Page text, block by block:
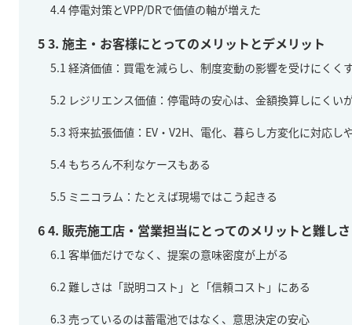
4.4停電対策とVPP/DRで価値の軸が増えた
53. 施主・お客様にとってのメリットとデメリット
5.1 経済価値：買電を減らし、制度変動の影響を受けにくく
5.2 レジリエンス価値：停電時の安心は、金額換算しにくい
5.3 将来拡張価値：EV・V2H、電化、暮らし方変化に対応し
5.4 もちろん不利なケースもある
5.5 ミニコラム：たとえば現場ではこう起きる
64. 販売施工店・営業担当にとってのメリットと難しさ
6.1 客単価だけでなく、提案の意味密度が上がる
6.2 難しさは「説明コスト」と「信頼コスト」にある
6.3 売っているのは蓄電池ではなく、意思決定の安心